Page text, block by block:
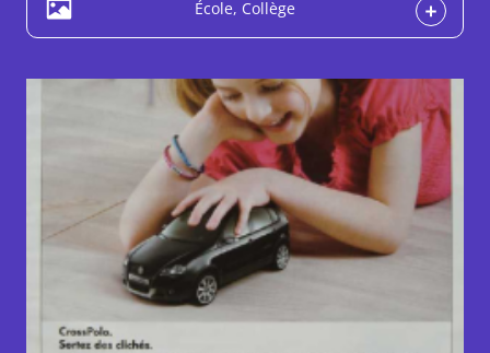
École, Collège